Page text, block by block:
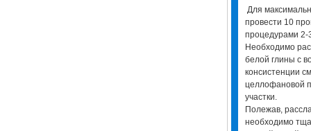
Для
провести 10
процедурами
Необходимо
белой глины с
консистенции
целлофановой
участки.
Полежав,
необходимо